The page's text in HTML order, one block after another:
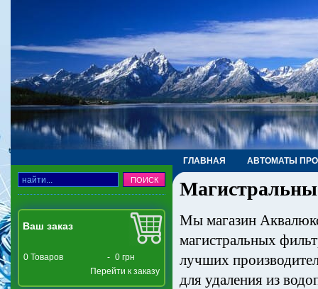
ГЛАВНАЯ АВТОМАТЫ
ТРУБЫ, ФИТИНГИ, КРАНЫ
Ваш заказ
0 Товаров - 0 грн
Перейти к заказу
Мы магазин
магистральных
лучших
для удаления из